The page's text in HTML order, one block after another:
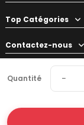
Quantité −
Top Catégories
Contactez-nous
Votre préparateur